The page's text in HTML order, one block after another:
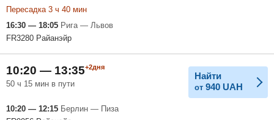
Пересадка 3 ч 40 мин
16:30 — 18:05 Рига — Львов
FR3280 Райанэйр
10:20 — 13:35+2дня
50 ч 15 мин в пути
Найти
от 940 UAH
10:20 — 12:15 Берлин — Пиза